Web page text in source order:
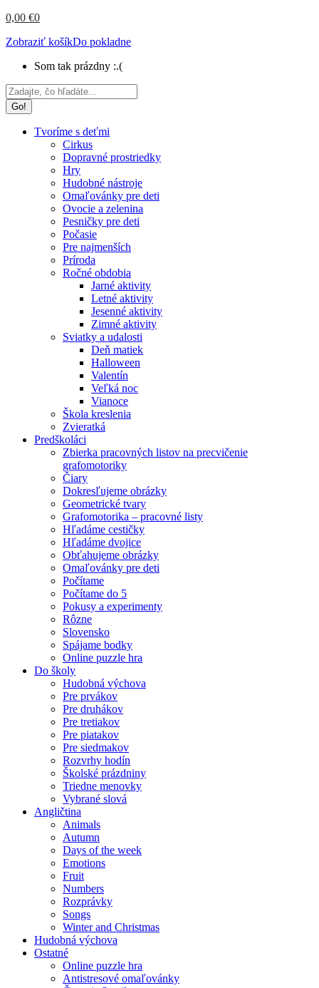
0,00 €0
Zobraziť košíkDo pokladne
Som tak prázdny :.(
Search:
Tvoríme s deťmi
Cirkus
Dopravné prostriedky
Hry
Hudobné nástroje
Omaľovánky pre deti
Ovocie a zelenina
Pesničky pre deti
Počasie
Pre najmenších
Príroda
Ročné obdobia
Jarné aktivity
Letné aktivity
Jesenné aktivity
Zimné aktivity
Sviatky a udalosti
Deň matiek
Halloween
Valentín
Veľká noc
Vianoce
Škola kreslenia
Zvieratká
Predškoláci
Zbierka pracovných listov na precvičenie
grafomotoriky
Čiary
Dokresľujeme obrázky
Geometrické tvary
Grafomotorika – pracovné listy
Hľadáme cestičky
Hľadáme dvojice
Obťahujeme obrázky
Omaľovánky pre deti
Počítame
Počítame do 5
Pokusy a experimenty
Rôzne
Slovensko
Spájame bodky
Online puzzle hra
Do školy
Hudobná výchova
Pre prvákov
Pre druhákov
Pre tretiakov
Pre piatakov
Pre siedmakov
Rozvrhy hodín
Školské prázdniny
Triedne menovky
Vybrané slová
Angličtina
Animals
Autumn
Days of the week
Emotions
Fruit
Numbers
Rozprávky
Songs
Winter and Christmas
Hudobná výchova
Ostatné
Online puzzle hra
Antistresové omaľovánky